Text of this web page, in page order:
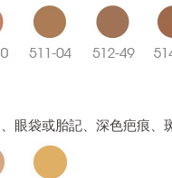
眼袋或胎記、深色疤痕、